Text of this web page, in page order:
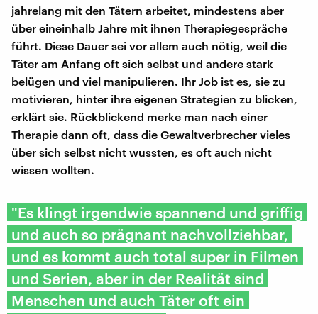
jahrelang mit den Tätern arbeitet, mindestens aber
über eineinhalb Jahre mit ihnen Therapiegespräche
führt. Diese Dauer sei vor allem auch nötig, weil die
Täter am Anfang oft sich selbst und andere stark
belügen und viel manipulieren. Ihr Job ist es, sie zu
motivieren, hinter ihre eigenen Strategien zu blicken,
erklärt sie. Rückblickend merke man nach einer
Therapie dann oft, dass die Gewaltverbrecher vieles
über sich selbst nicht wussten, es oft auch nicht
wissen wollten.
"Es klingt irgendwie spannend und griffig
und auch so prägnant nachvollziehbar,
und es kommt auch total super in Filmen
und Serien, aber in der Realität sind
Menschen und auch Täter oft ein